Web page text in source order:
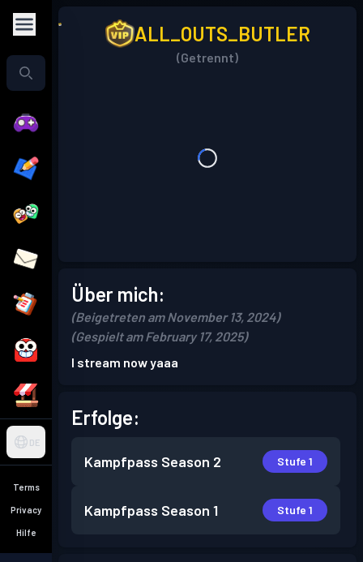
DE
Terms
Privacy
Hilfe
ALL_OUTS_BUTLER
(Getrennt)
Über mich:
(Beigetreten am November 13, 2024)
(Gespielt am February 17, 2025)
I stream now yaaa
Erfolge:
Kampfpass Season 2 Stufe 1
Kampfpass Season 1 Stufe 1